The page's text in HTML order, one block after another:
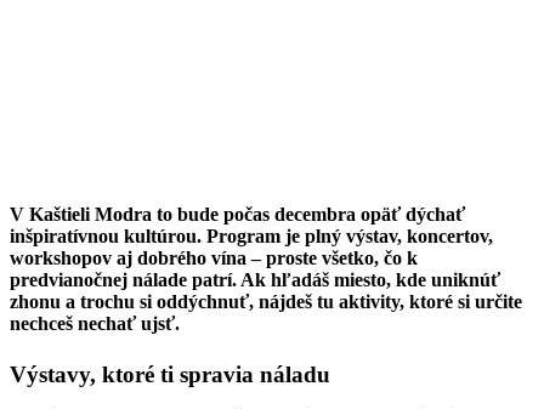
V Kaštieli Modra to bude počas decembra opäť dýchať
inšpiratívnou kultúrou. Program je plný výstav, koncertov,
workshopov aj dobrého vína – proste všetko, čo k
predvianočnej nálade patrí. Ak hľadáš miesto, kde uniknúť
zhonu a trochu si oddýchnuť, nájdeš tu aktivity, ktoré si určite
nechceš nechať ujsť.
Výstavy, ktoré ti spravia náladu